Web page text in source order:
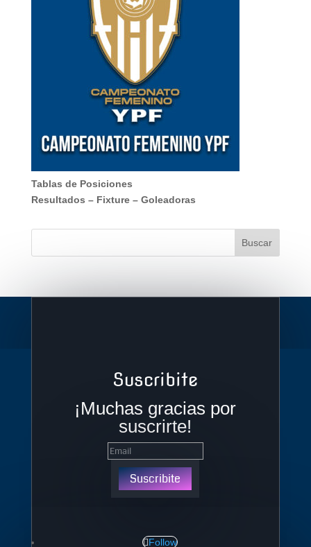
Tablas de Posiciones
Resultados – Fixture– Goleadoras
Suscribite
¡Muchas gracias por
suscrirte!
Suscribite
Follow